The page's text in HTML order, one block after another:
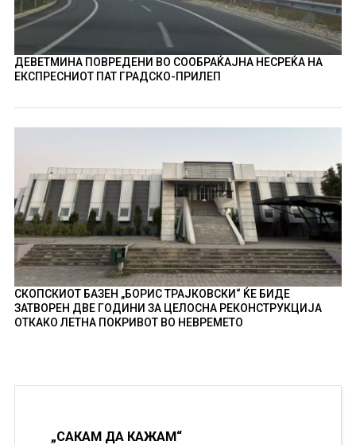
ДЕВЕТМИНА ПОВРЕДЕНИ ВО СООБРАЌАЈНА НЕСРЕЌА НА
ЕКСПРЕСНИОТ ПАТ ГРАДСКО-ПРИЛЕП
СКОПСКИОТ БАЗЕН „БОРИС ТРАЈКОВСКИ“ ЌЕ БИДЕ
ЗАТВОРЕН ДВЕ ГОДИНИ ЗА ЦЕЛОСНА РЕКОНСТРУКЦИЈА
ОТКАКО ЛЕТНА ПОКРИВОТ ВО НЕВРЕМЕТО
„САКАМ ДА КАЖАМ“